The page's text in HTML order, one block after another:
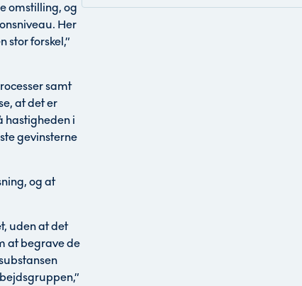
omstilling, og
Her
stor forskel,”
samt
at det er
hastigheden i
gevinsterne
og at
uden at det
at begrave de